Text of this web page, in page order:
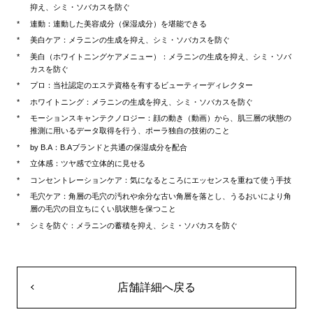
抑え、シミ・ソバカスを防ぐ
連動：連動した美容成分（保湿成分）を堪能できる
美白ケア：メラニンの生成を抑え、シミ・ソバカスを防ぐ
美白（ホワイトニングケアメニュー）：メラニンの生成を抑え、シミ・ソバ
カスを防ぐ
プロ：当社認定のエステ資格を有するビューティーディレクター
ホワイトニング：メラニンの生成を抑え、シミ・ソバカスを防ぐ
モーションスキャンテクノロジー：顔の動き（動画）から、肌三層の状態の
推測に用いるデータ取得を行う、ポーラ独自の技術のこと
by B.A：B.Aブランドと共通の保湿成分を配合
立体感：ツヤ感で立体的に見せる
コンセントレーションケア：気になるところにエッセンスを重ねて使う手技
毛穴ケア：角層の毛穴の汚れや余分な古い角層を落とし、うるおいにより角
層の毛穴の目立ちにくい肌状態を保つこと
シミを防ぐ：メラニンの蓄積を抑え、シミ・ソバカスを防ぐ
店舗詳細へ戻る